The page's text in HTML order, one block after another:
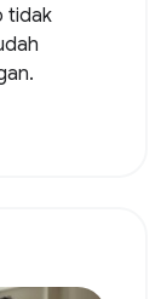
tidak